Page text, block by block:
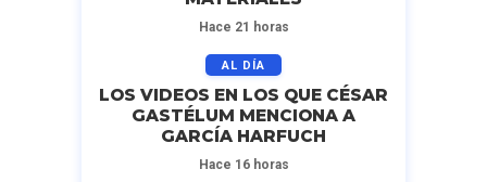
Hace 21 horas
AL DÍA
LOS VIDEOS EN LOS QUE CÉSAR
GASTÉLUM MENCIONA A
GARCÍA HARFUCH
Hace 16 horas